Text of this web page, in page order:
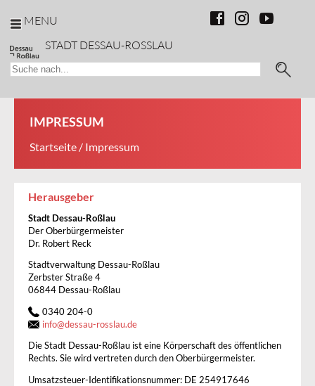
MENU
STADT DESSAU-ROSSLAU
IMPRESSUM
Startseite / Impressum
Herausgeber
Stadt Dessau-Roßlau
Der Oberbürgermeister
Dr. Robert Reck
Stadtverwaltung Dessau-Roßlau
Zerbster Straße 4
06844 Dessau-Roßlau
0340 204-0
info@dessau-rosslau.de
Die Stadt Dessau-Roßlau ist eine Körperschaft des öffentlichen
Rechts. Sie wird vertreten durch den Oberbürgermeister.
Umsatzsteuer-Identifikationsnummer: DE 254917646